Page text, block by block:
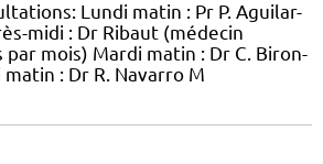
Lundi matin : Pr P. Aguilar-
midi : Dr Ribaut (médecin
mois) Mardi matin : Dr C. Biron-
: Dr R. Navarro M